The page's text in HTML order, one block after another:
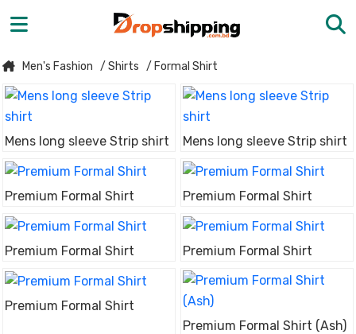
Men's Fashion / Shirts / Formal Shirt
Mens long sleeve Strip shirt Mens long sleeve Strip shirt
Premium Formal Shirt Premium Formal Shirt
Premium Formal Shirt Premium Formal Shirt
Premium Formal Shirt
Premium Formal Shirt (Ash)